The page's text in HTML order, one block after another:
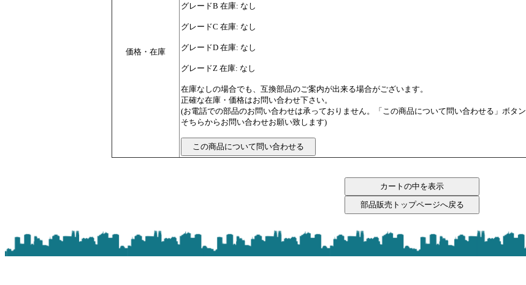
価格・在庫
グレードB 在庫: なし
グレードC 在庫: なし
グレードD 在庫: なし
グレードZ 在庫: なし
在庫なしの場合でも、互換部品のご案内が出来る場合がございます。
正確な在庫・価格はお問い合わせ下さい。
(お電話での部品のお問い合わせは承っておりません。「この商品について問い合わせる」ボタ
そちらからお問い合わせお願い致します)